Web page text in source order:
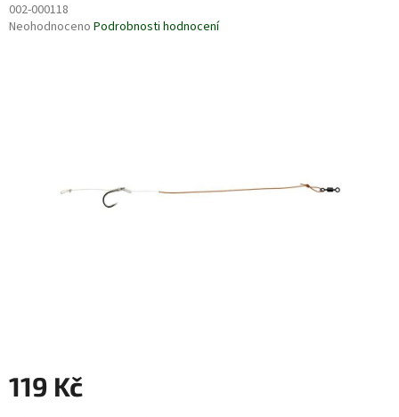
002-000118
Průměrné
Neohodnoceno Podrobnosti hodnocení
119 Kč